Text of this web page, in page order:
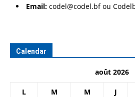
Email: codel@codel.bf ou
Calendar
août 2026
L M M J